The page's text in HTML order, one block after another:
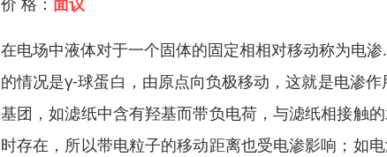
在电场中液体对于一个固体的固定相相对移动称为电
的情况是γ-球蛋白，由原点向负极移动，这就是电渗
基团，如滤纸中含有羟基而带负电荷，与滤纸相接触
时存在，所以带电粒子的移动距离也受电渗影响；如